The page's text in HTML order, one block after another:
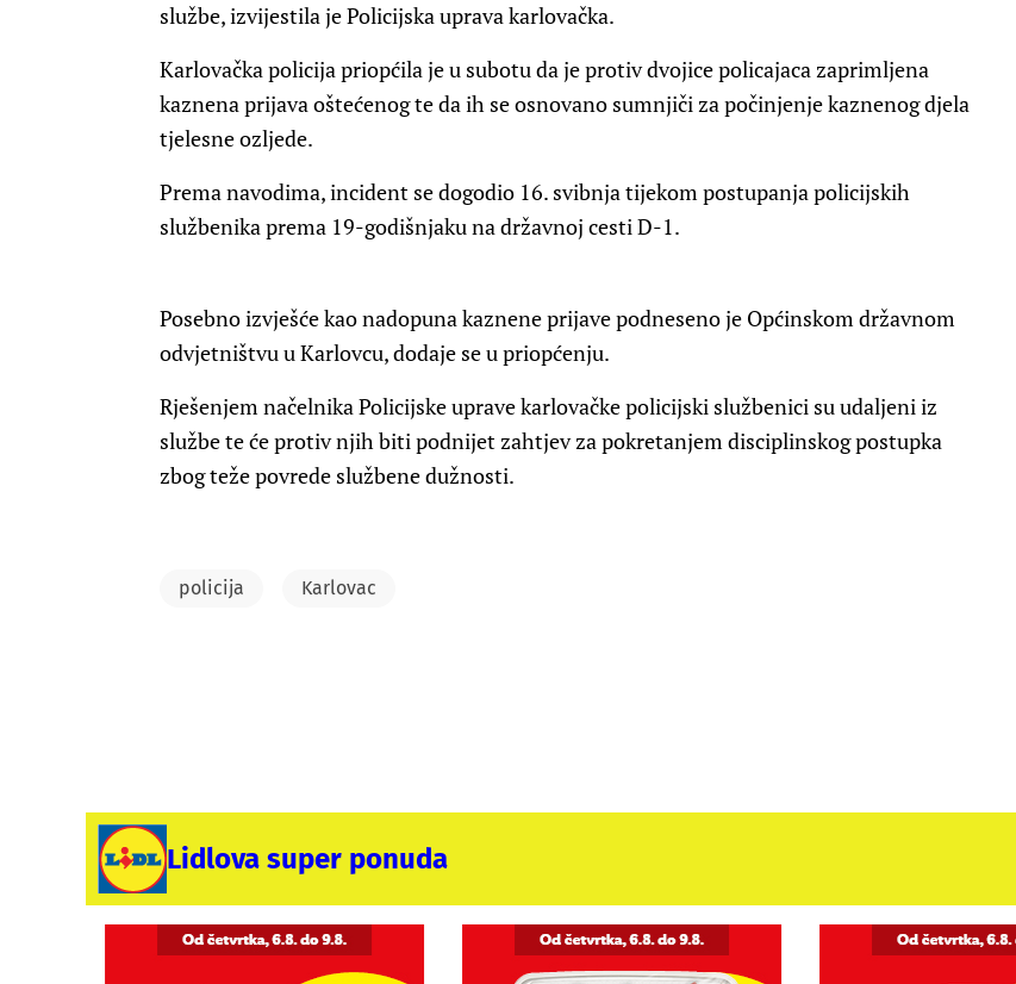
službe, izvijestila je Policijska uprava karlovačka.
Karlovačka policija priopćila je u subotu da je protiv dvojice policajaca zaprimljena
kaznena prijava oštećenog te da ih se osnovano sumnjiči za počinjenje kaznenog djela
tjelesne ozljede.
Prema navodima, incident se dogodio 16. svibnja tijekom postupanja policijskih
službenika prema 19-godišnjaku na državnoj cesti D-1.
Posebno izvješće kao nadopuna kaznene prijave podneseno je Općinskom državnom
odvjetništvu u Karlovcu, dodaje se u priopćenju.
Rješenjem načelnika Policijske uprave karlovačke policijski službenici su udaljeni iz
službe te će protiv njih biti podnijet zahtjev za pokretanjem disciplinskog postupka
zbog teže povrede službene dužnosti.
policija Karlovac
Lidlova super ponuda